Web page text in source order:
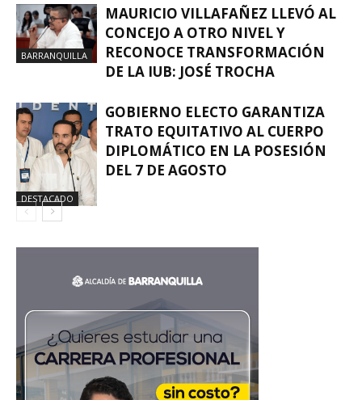
BARRANQUILLA
MAURICIO VILLAFAÑEZ LLEVÓ AL
CONCEJO A OTRO NIVEL Y
RECONOCE TRANSFORMACIÓN
DE LA IUB: JOSÉ TROCHA
DESTACADO
GOBIERNO ELECTO GARANTIZA
TRATO EQUITATIVO AL CUERPO
DIPLOMÁTICO EN LA POSESIÓN
DEL 7 DE AGOSTO